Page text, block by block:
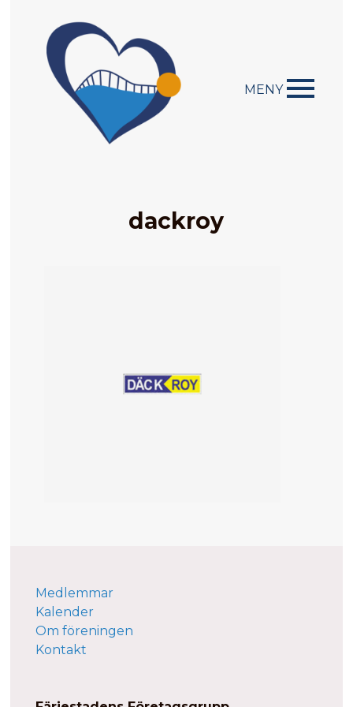
MENY
dackroy
Medlemmar
Kalender
Om föreningen
Kontakt